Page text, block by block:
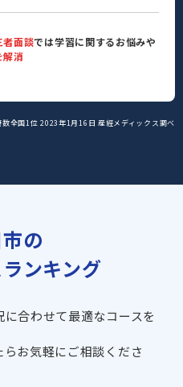
者面談では学習に関するお悩みや
解消
全国1位 2023年1月16日 産經メディックス調べ
の
ンキング
合わせて最適なコースを
お気軽にご相談くださ